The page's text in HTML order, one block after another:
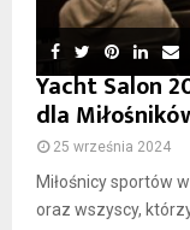
Yacht Salon
dla
25 września 2024
Miłośnicy sportów
oraz wszyscy,